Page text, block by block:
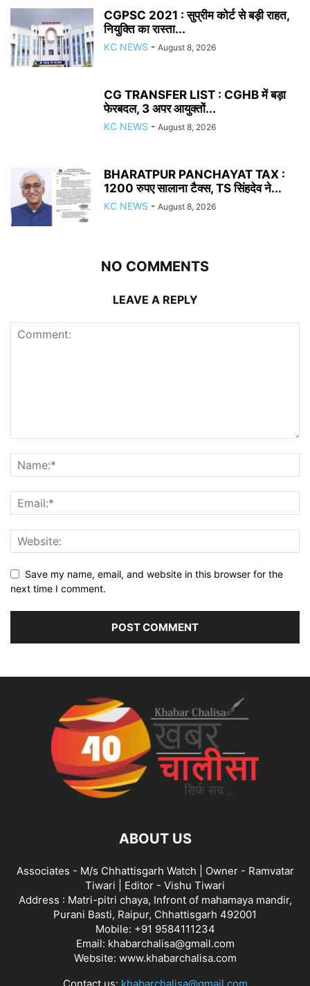
CGPSC 2021 : सुप्रीम कोर्ट से बड़ी राहत,
नियुक्ति का रास्ता...
KC NEWS - August 8, 2026
CG TRANSFER LIST : CGHB में बड़ा
फेरबदल, 3 अपर आयुक्तों...
KC NEWS - August 8, 2026
BHARATPUR PANCHAYAT TAX :
1200 रुपए सालाना टैक्स, TS सिंहदेव ने...
KC NEWS - August 8, 2026
NO COMMENTS
LEAVE A REPLY
Save my name, email, and website in this browser for the
next time I comment.
ABOUT US
Associates - M/s Chhattisgarh Watch | Owner - Ramvatar
Tiwari | Editor - Vishu Tiwari
Address : Matri-pitri chaya, Infront of mahamaya mandir,
Purani Basti, Raipur, Chhattisgarh 492001
Mobile: +91 9584111234
Email: khabarchalisa@gmail.com
Website: www.khabarchalisa.com